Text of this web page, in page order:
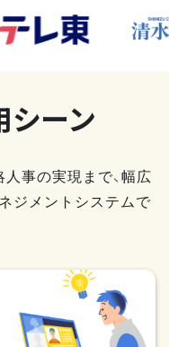
シーン
事の実現まで、幅広
ジメントシステムで